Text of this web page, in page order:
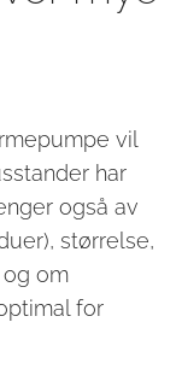
vil
har
også av
størrelse,
og om
for